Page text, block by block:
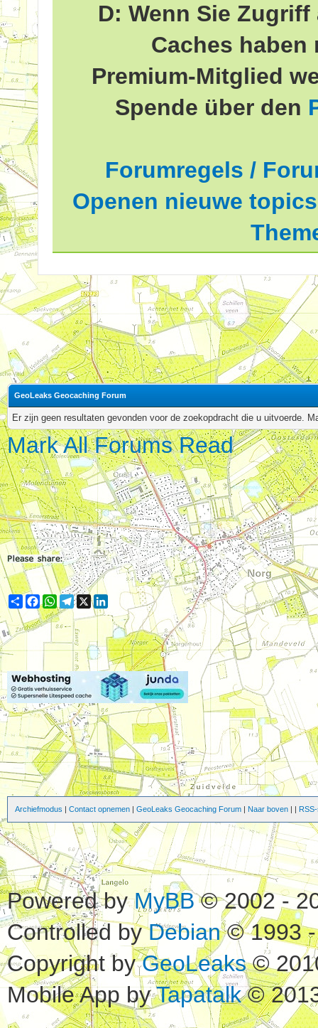
D: Wenn Sie
Caches haben
Premium-Mitglied
Spende über den
Forumregels /
Openen nieuwe
GeoLeaks Geocaching Forum
Er zijn geen resultaten gevonden voor de zoekopdracht die u uitvoerde.
Mark All Forums Read
ShareFacebookWhatsApp
Telegram
X LinkedIn
Archiefmodus Contact opnemen GeoLeaks Geocaching Forum Naar boven
Powered byMyBB© 2002 -
Controlled byDebian© 1993
Copyright byGeoLeaks©
Mobile App byTapatalk©